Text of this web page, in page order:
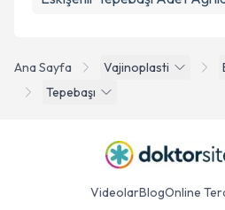
Ana Sayfa Vajinoplasti
Tepebaşı
VideolarBlogOnline